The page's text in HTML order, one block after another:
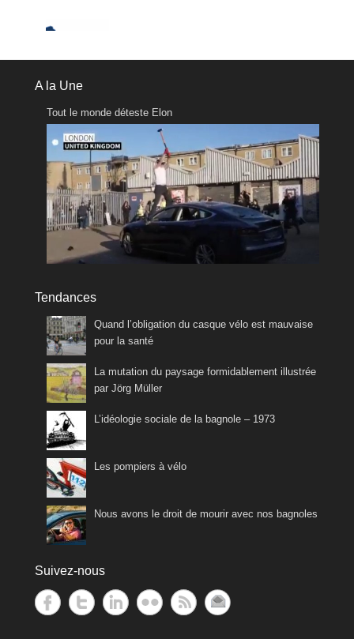
A la Une
Tout le monde déteste Elon
Tendances
Quand l’obligation du casque vélo est mauvaise
pour la santé
La mutation du paysage formidablement illustrée
par Jörg Müller
L’idéologie sociale de la bagnole – 1973
Les pompiers à vélo
Nous avons le droit de mourir avec nos bagnoles
Suivez-nous